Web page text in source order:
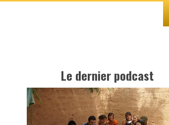
Le dernier podcast